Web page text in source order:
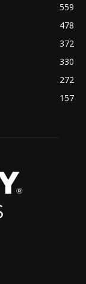
559
478
372
330
272
157